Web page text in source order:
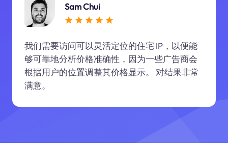
Sam Chui
我们需要访问可以灵活定位的住宅 IP，以便能
够可靠地分析价格准确性，因为一些广告商会
根据用户的位置调整其价格显示。 对结果非常
满意。